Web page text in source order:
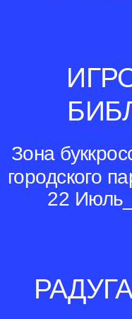
Зона
городского
22